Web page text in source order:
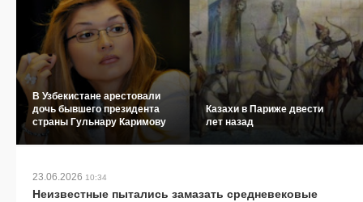
В Узбекистане арестовали
дочь бывшего президента
страны Гульнару Каримову
Казахи в Париже двести
лет назад
23.06.2026 10:34
Неизвестные пытались замазать средневековые